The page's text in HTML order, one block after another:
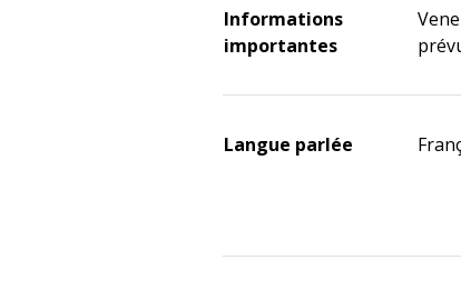
Informations
importantes
Langue parlée